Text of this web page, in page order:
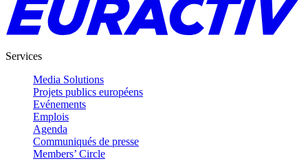
Services
Media Solutions
Projets publics européens
Evénements
Emplois
Agenda
Communiqués de presse
Members’ Circle